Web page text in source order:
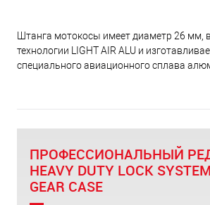
Штанга мотокосы имеет диаметр 26 мм,
технологии LIGHT AIR ALU и
специального авиационного сплава
обычной алюминиевой штанги. Даже
работы зацепитесь или ударите о препятствие, штанга не
кустореза, что позволяет вам дольше и
работать.
ПРОФЕССИОНАЛЬНЫЙ
HEAVY DUTY LOCK
GEAR CASE